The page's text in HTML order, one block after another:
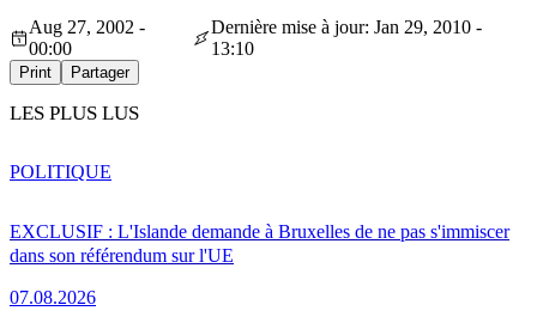
Aug 27, 2002 -
00:00
Dernière mise à jour: Jan 29, 2010 -
13:10
Print Partager
LES PLUS LUS
EXCLUSIF : L'Islande demande à Bruxelles de ne pas s'immiscer
dans son référendum sur l'UE
07.08.2026
POLITIQUE